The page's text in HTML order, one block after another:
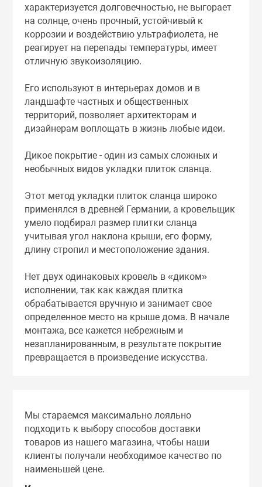
характеризуется долговечностью, не выгорает
на солнце, очень прочный, устойчивый к
коррозии и воздействию ультрафиолета, не
реагирует на перепады температуры, имеет
отличную звукоизоляцию.
Его используют в интерьерах домов и в
ландшафте частных и общественных
территорий, позволяет архитекторам и
дизайнерам воплощать в жизнь любые идеи.
Дикое покрытие - один из самых сложных и
необычных видов укладки плиток сланца.
Этот метод укладки плиток сланца широко
применялся в древней Германии, а кровельщик
умело подбирал размер плитки сланца
учитывая угол наклона крыши, его форму,
длину стропил и местоположение здания.
Нет двух одинаковых кровель в «диком»
исполнении, так как каждая плитка
обрабатывается вручную и занимает свое
определенное место на крыше дома. В начале
монтажа, все кажется небрежным и
незапланированным, в результате покрытие
превращается в произведение искусства.
Мы стараемся максимально лояльно
подходить к выбору способов доставки
товаров из нашего магазина, чтобы наши
клиенты получали необходимое качество по
наименьшей цене.